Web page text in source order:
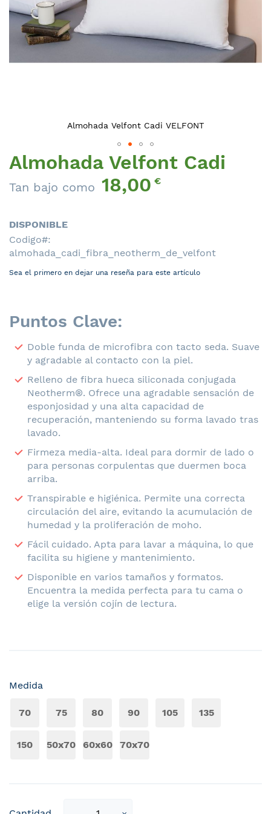
Almohada Velfont Cadi
Tan bajo como 18,00€
DISPONIBLE
Codigo
almohada_cadi_fibra_neotherm_de_velfont
Sea el primero en dejar una reseña para este artículo
Puntos Clave:
Doble funda de microfibra con tacto seda. Suave
y agradable al contacto con la piel.
Relleno de fibra hueca siliconada conjugada
Neotherm®. Ofrece una agradable sensación de
esponjosidad y una alta capacidad de
recuperación, manteniendo su forma lavado tras
lavado.
Firmeza media-alta. Ideal para dormir de lado o
para personas corpulentas que duermen boca
arriba.
Transpirable e higiénica. Permite una correcta
circulación del aire, evitando la acumulación de
humedad y la proliferación de moho.
Fácil cuidado. Apta para lavar a máquina, lo que
facilita su higiene y mantenimiento.
Disponible en varios tamaños y formatos.
Encuentra la medida perfecta para tu cama o
elige la versión cojín de lectura.
Medida
70 75 80 90 105 135
150 50x70 60x60 70x70
Almohada Velfont Cadi VELFONT
Saltar
al
comienzo
galería
de
imágenes